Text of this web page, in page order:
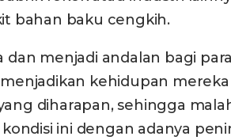
bahan baku cengkih.
menjadi andalan bagi
kehidupan
diharapan, sehingga
ini dengan adanya